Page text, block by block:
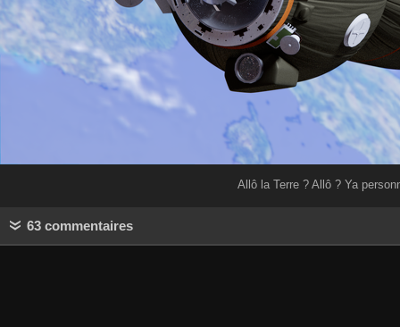
Allô la Terre ? Allô ? Ya
63 commentaires